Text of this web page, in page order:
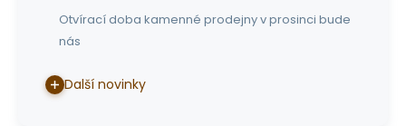
Otvírací doba kamenné prodejny v prosinci bude
nás
Další novinky